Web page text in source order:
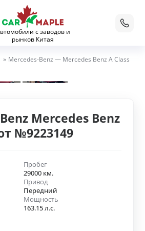
с заводов и
рынков Китая
» Mercedes-Benz — Mercedes Benz A Class
Mercedes Benz
№9223149
Пробег
29000 км.
Привод
Передний
Мощность
163.15 л.с.